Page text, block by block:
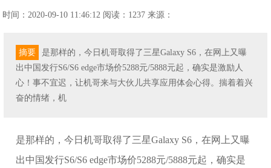
时间：2020-09-10 11:46:12 阅读：1237 来源：
摘要
是那样的，今日机哥取得了三星Galaxy S6，在网上又曝
出中国发行S6/S6 edge市场价5288元/5888元起，确实是激励人
心！事不宜迟，让机哥来与大伙儿共享应用体会心得。揣着着兴
奋的情绪，机
是那样的，今日机哥取得了三星Galaxy S6，在网上又曝
出中国发行S6/S6 edge市场价5288元/5888元起，确实是